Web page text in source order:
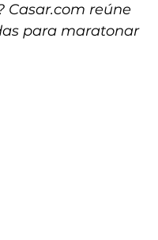
Casar.com reúne
para maratonar